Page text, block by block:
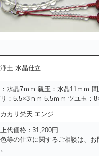
土 水晶仕立
水晶7ｍｍ 親玉：水晶11ｍｍ
：5.5×3ｍｍ 5.5ｍｍ ツユ玉：
カリ梵天 エンジ
代価格：31,200円
等の仕立に関するご相談は、お